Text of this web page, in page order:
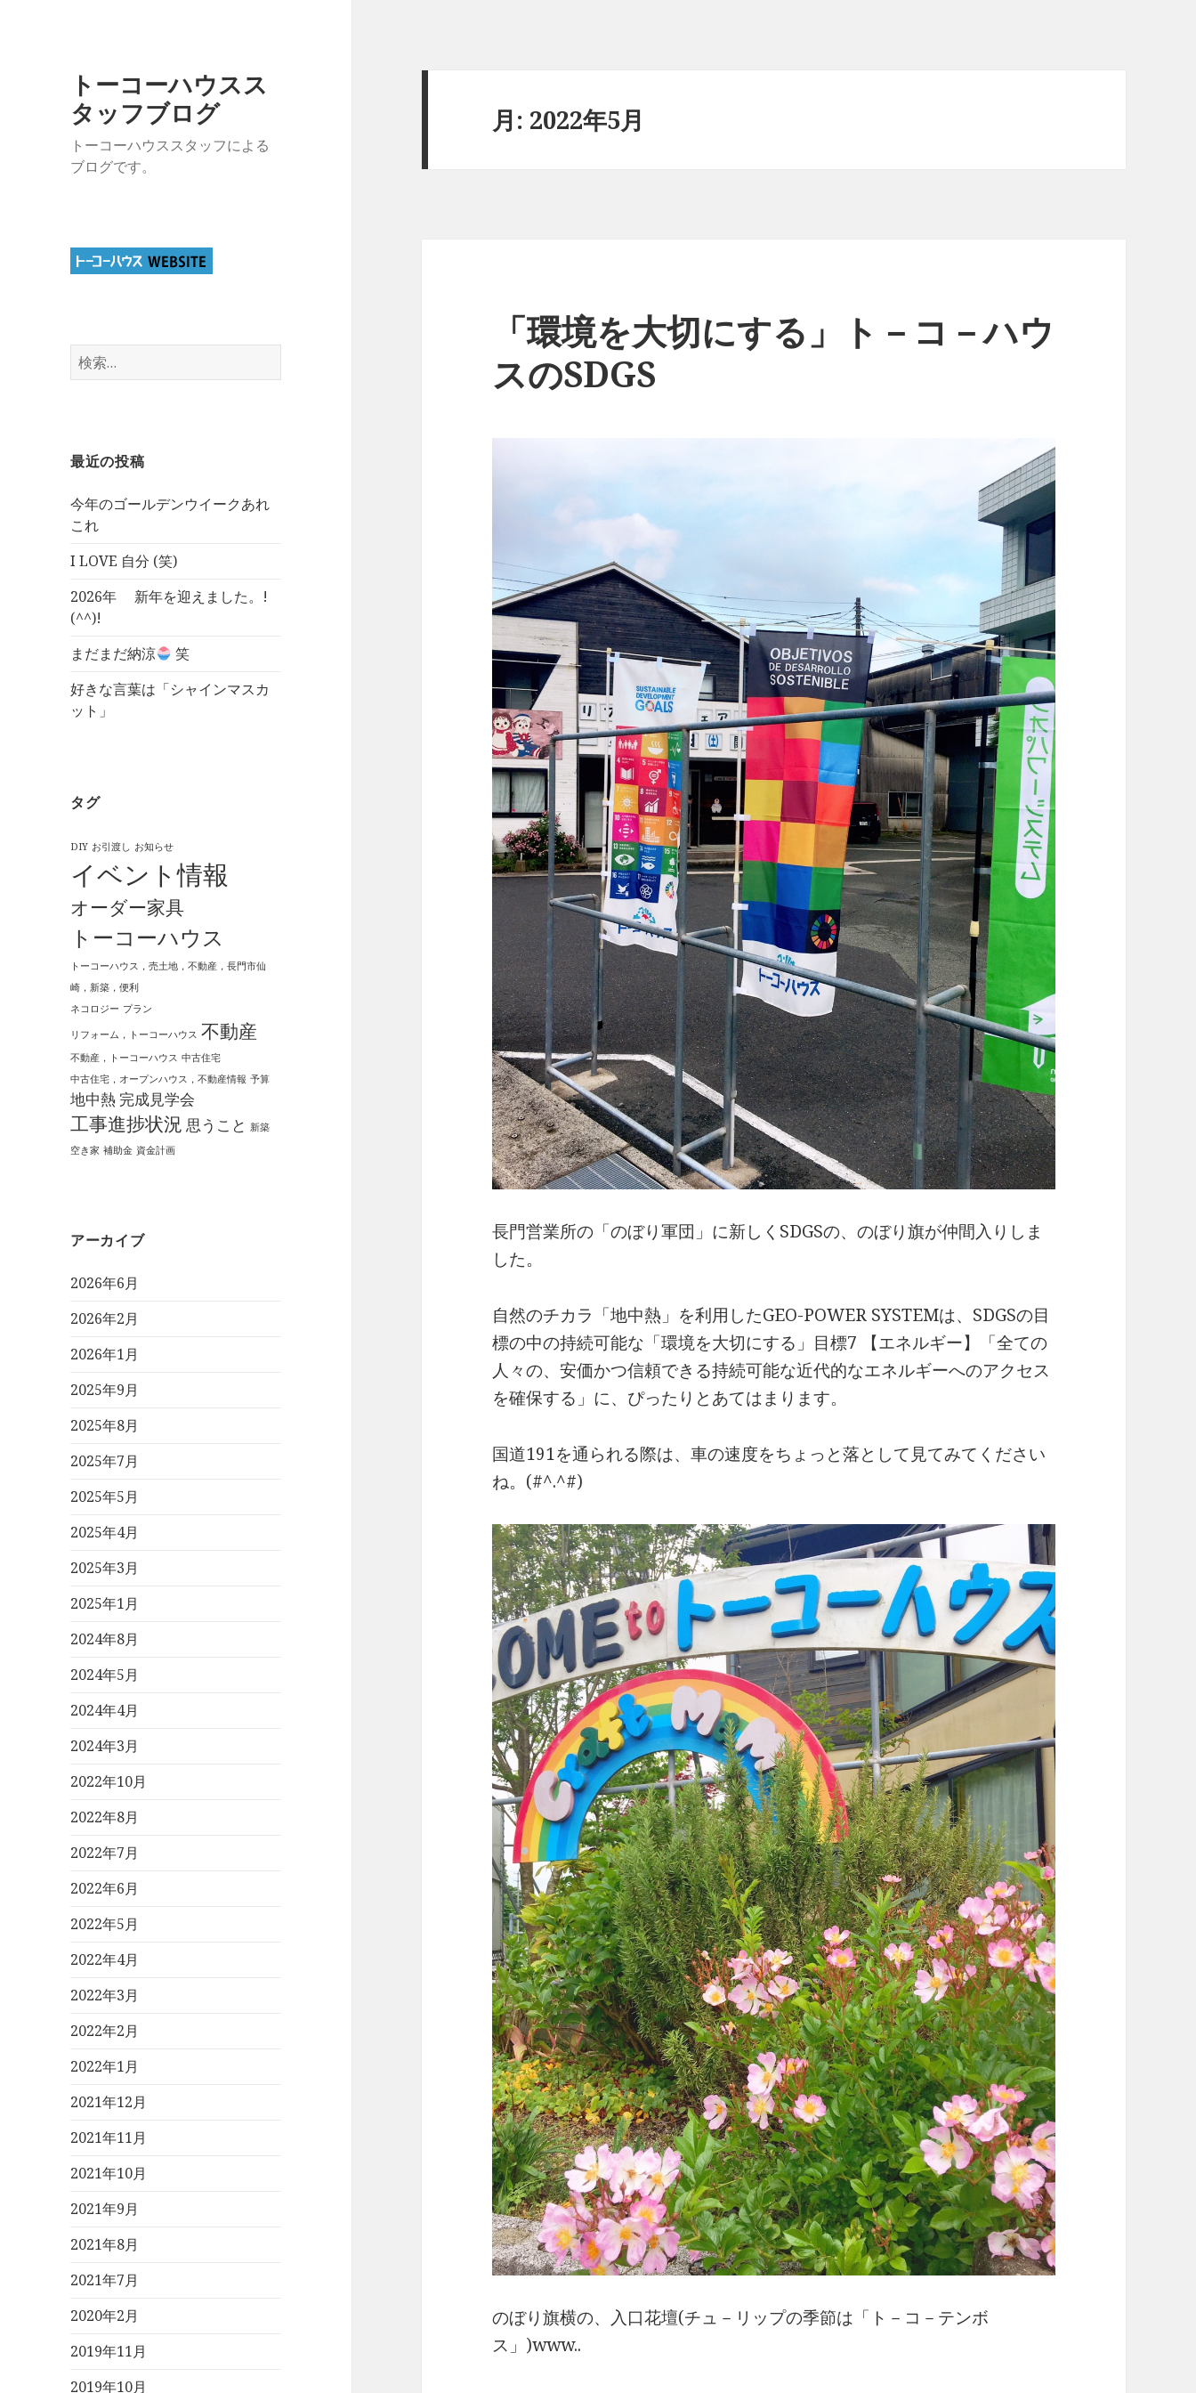
トーコーハウスス
タッフブログ
トーコーハウススタッフによる
ブログです。
検
索:
最近の投稿
今年のゴールデンウイークあれ
これ
I LOVE 自分 (笑)
2026年 新年を迎えました。!
(^^)!
まだまだ納涼
笑
好きな言葉は「シャインマスカ
ット」
タグ
DIY お引渡し お知らせ
イベント情報
オーダー家具
トーコーハウス
トーコーハウス，売土地，不動産，長門市仙
崎，新築，便利
ネコロジー プラン
リフォーム，トーコーハウス 不動産
不動産，トーコーハウス 中古住宅
中古住宅，オープンハウス，不動産情報 予算
地中熱 完成見学会
工事進捗状況 思うこと 新築
空き家 補助金 資金計画
アーカイブ
2026年6月
2026年2月
2026年1月
2025年9月
2025年8月
2025年7月
2025年5月
2025年4月
2025年3月
2025年1月
2024年8月
2024年5月
2024年4月
2024年3月
2022年10月
2022年8月
2022年7月
2022年6月
2022年5月
2022年4月
2022年3月
2022年2月
2022年1月
2021年12月
2021年11月
2021年10月
2021年9月
2021年8月
2021年7月
2020年2月
2019年11月
2019年10月
月: 2022年5月
「環境を大切にする」ト－コ－ハウ
スのSDGS
長門営業所の「のぼり軍団」に新しくSDGSの、のぼり旗が仲間入りしま
した。
自然のチカラ「地中熱」を利用したGEO-POWER SYSTEMは、SDGSの目
標の中の持続可能な「環境を大切にする」目標7 【エネルギー】「全ての
人々の、安価かつ信頼できる持続可能な近代的なエネルギーへのアクセス
を確保する」に、ぴったりとあてはまります。
国道191を通られる際は、車の速度をちょっと落として見てみてください
ね。(#^.^#)
のぼり旗横の、入口花壇(チュ－リップの季節は「ト－コ－テンボ
ス」)www..